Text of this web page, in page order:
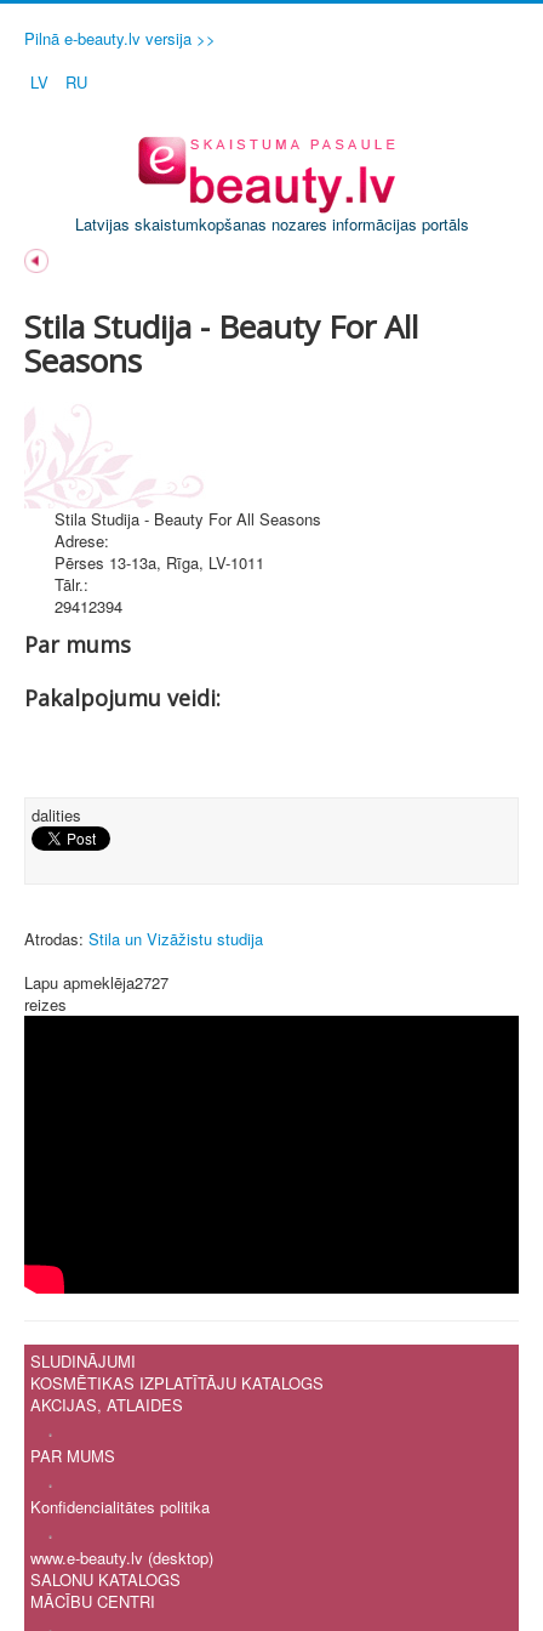
Pilnā e-beauty.lv versija >>
LV
RU
Latvijas skaistumkopšanas nozares informācijas portāls
Stila Studija - Beauty For All
Seasons
Stila Studija - Beauty For All Seasons
Adrese:
Pērses 13-13a, Rīga, LV-1011
Tālr.:
29412394
Par mums
Pakalpojumu veidi:
dalities
Atrodas: Stila un Vizāžistu studija
Lapu apmeklēja2727
reizes
SLUDINĀJUMI
KOSMĒTIKAS IZPLATĪTĀJU KATALOGS
AKCIJAS, ATLAIDES
.
PAR MUMS
.
Konfidencialitātes politika
.
www.e-beauty.lv (desktop)
SALONU KATALOGS
MĀCĪBU CENTRI
.